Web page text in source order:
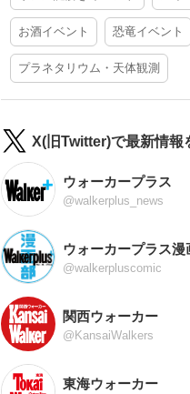
お酒イベント 恐竜イベント
プラネタリウム・天体観測
X(旧Twitter)で最新情報
ウォーカープラス
@walkerplus_news
ウォーカープラス漫
@walkerpluscomic
関西ウォーカー
@KansaiWalkers
東海ウォーカー